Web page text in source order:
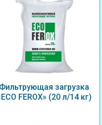
Фильтрующая загрузка
FEROX» (20 л/14 кг)